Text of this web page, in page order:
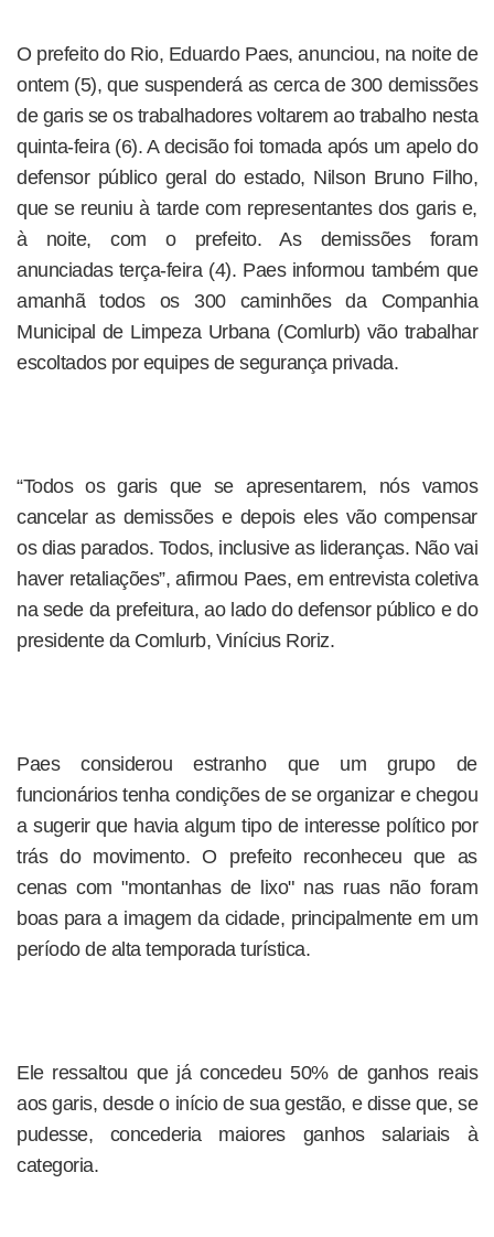
O prefeito do Rio, Eduardo Paes, anunciou, na noite de
ontem (5), que suspenderá as cerca de 300 demissões
de garis se os trabalhadores voltarem ao trabalho nesta
quinta-feira (6). A decisão foi tomada após um apelo do
defensor público geral do estado, Nilson Bruno Filho,
que se reuniu à tarde com representantes dos garis e,
à noite, com o prefeito. As demissões foram
anunciadas terça-feira (4). Paes informou também que
amanhã todos os 300 caminhões da Companhia
Municipal de Limpeza Urbana (Comlurb) vão trabalhar
escoltados por equipes de segurança privada.
“Todos os garis que se apresentarem, nós vamos
cancelar as demissões e depois eles vão compensar
os dias parados. Todos, inclusive as lideranças. Não vai
haver retaliações”, afirmou Paes, em entrevista coletiva
na sede da prefeitura, ao lado do defensor público e do
presidente da Comlurb, Vinícius Roriz.
Paes considerou estranho que um grupo de
funcionários tenha condições de se organizar e chegou
a sugerir que havia algum tipo de interesse político por
trás do movimento. O prefeito reconheceu que as
cenas com "montanhas de lixo" nas ruas não foram
boas para a imagem da cidade, principalmente em um
período de alta temporada turística.
Ele ressaltou que já concedeu 50% de ganhos reais
aos garis, desde o início de sua gestão, e disse que, se
pudesse, concederia maiores ganhos salariais à
categoria.